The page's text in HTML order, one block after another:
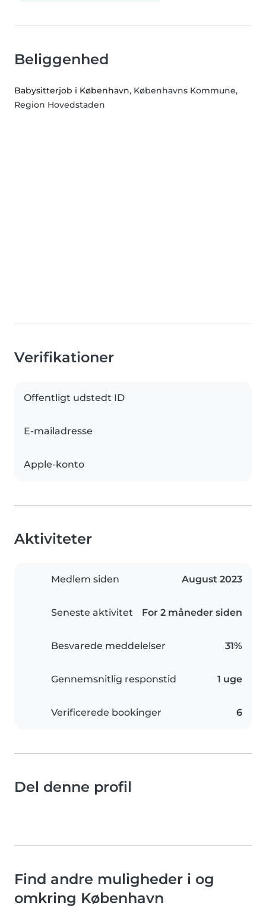
Beliggenhed
Babysitterjob i København, Københavns Kommune,
Region Hovedstaden
Verifikationer
Offentligt udstedt ID
E-mailadresse
Apple-konto
Aktiviteter
Medlem siden August 2023
Seneste aktivitet For 2 måneder siden
Besvarede meddelelser 31%
Gennemsnitlig responstid 1 uge
Verificerede bookinger 6
Del denne profil
Find andre muligheder i og
omkring København